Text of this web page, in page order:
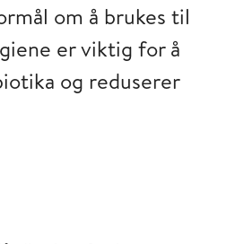
om å brukes til
er viktig for å
og reduserer